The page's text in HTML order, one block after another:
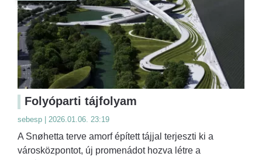
Folyóparti tájfolyam
sebesp | 2026.01.06. 23:19
A Snøhetta terve amorf épített tájjal terjeszti ki a
városközpontot, új promenádot hozva létre a